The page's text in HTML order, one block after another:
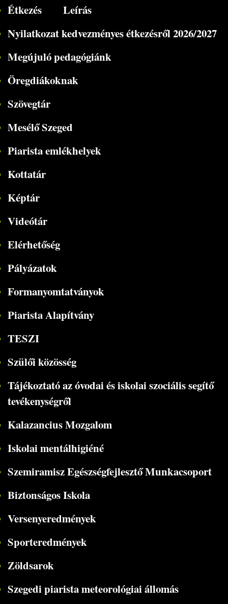
Étkezés
Leírás
Nyilatkozat kedvezményes étkezésről 2026/2027
Megújuló pedagógiánk
Öregdiákoknak
Szövegtár
Mesélő Szeged
Piarista emlékhelyek
Kottatár
Képtár
Videótár
Elérhetőség
Pályázatok
Formanyomtatványok
Piarista Alapítvány
TESZI
Szülői közösség
Tájékoztató az óvodai és iskolai szociális segítő
tevékenységről
Kalazancius Mozgalom
Iskolai mentálhigiéné
Szemiramisz Egészségfejlesztő Munkacsoport
Biztonságos Iskola
Versenyeredmények
Sporteredmények
Zöldsarok
Szegedi piarista meteorológiai állomás